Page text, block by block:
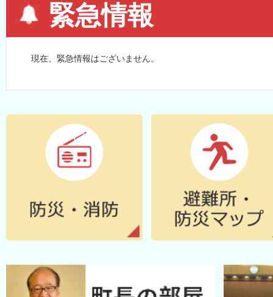
緊急情報
現在、緊急情報はございません。